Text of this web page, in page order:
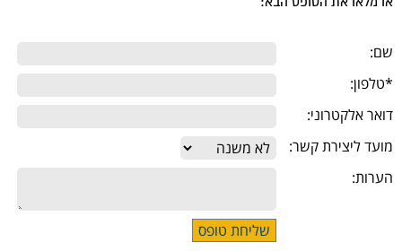
שם:
*טלפון:
דואר אלקטרוני:
מועד ליצירת קשר:
הערות: